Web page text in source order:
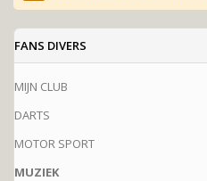
FANS DIVERS
MIJN CLUB
DARTS
MOTOR SPORT
MUZIEK